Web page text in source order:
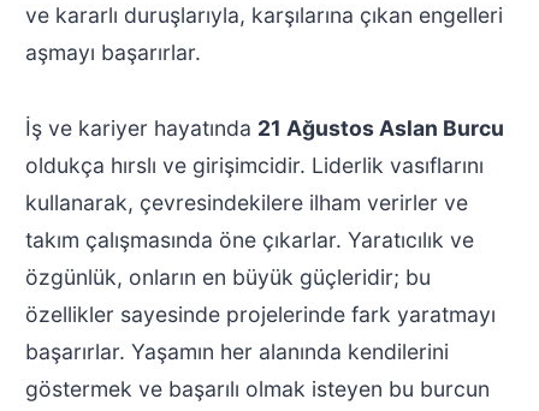
ve kararlı duruşlarıyla, karşılarına çıkan engelleri
aşmayı başarırlar.
İş ve kariyer hayatında 21 Ağustos Aslan Burcu
oldukça hırslı ve girişimcidir. Liderlik vasıflarını
kullanarak, çevresindekilere ilham verirler ve
takım çalışmasında öne çıkarlar. Yaratıcılık ve
özgünlük, onların en büyük güçleridir; bu
özellikler sayesinde projelerinde fark yaratmayı
başarırlar. Yaşamın her alanında kendilerini
göstermek ve başarılı olmak isteyen bu burcun